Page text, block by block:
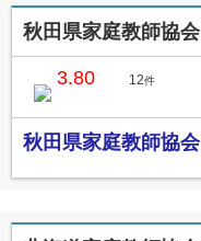
秋田県家庭教師協会
3.80 12件
秋田県家庭教師協会